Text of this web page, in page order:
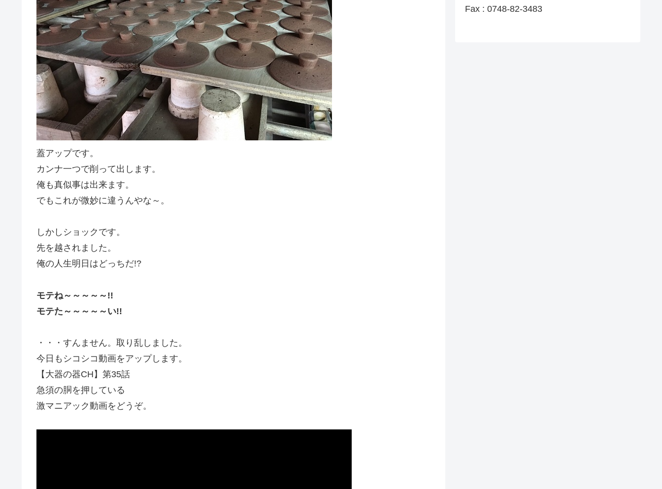
蓋アップです。
カンナ一つで削って出します。
俺も真似事は出来ます。
でもこれが微妙に違うんやな～。
しかしショックです。
先を越されました。
俺の人生明日はどっちだ!?
モテね～～～～～!!
モテた～～～～～い!!
・・・すんません。取り乱しました。
今日もシコシコ動画をアップします。
【大器の器CH】第35話
急須の胴を押している
激マニアック動画をどうぞ。
Fax : 0748-82-3483